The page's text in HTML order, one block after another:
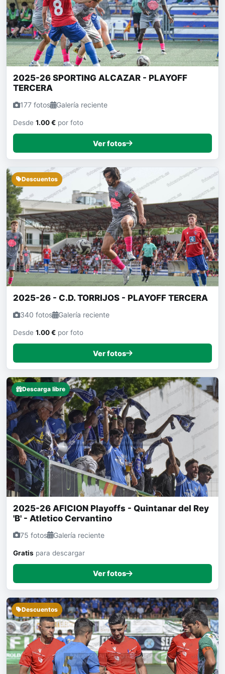
2025-26 SPORTING ALCAZAR - PLAYOFF
TERCERA
177 fotos Galería reciente
Desde 1.00 € por foto
Ver fotos
Descuentos
2025-26 - C.D. TORRIJOS - PLAYOFF TERCERA
340 fotos Galería reciente
Desde 1.00 € por foto
Ver fotos
Descarga libre
2025-26 AFICION Playoffs - Quintanar del Rey
'B' - Atletico Cervantino
75 fotos Galería reciente
Gratis para descargar
Ver fotos
Descuentos